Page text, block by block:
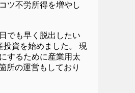
ツ不労所得を増やし
でも早く脱出したい
投資を始めました。 現
するために産業用太
所の運営もしており